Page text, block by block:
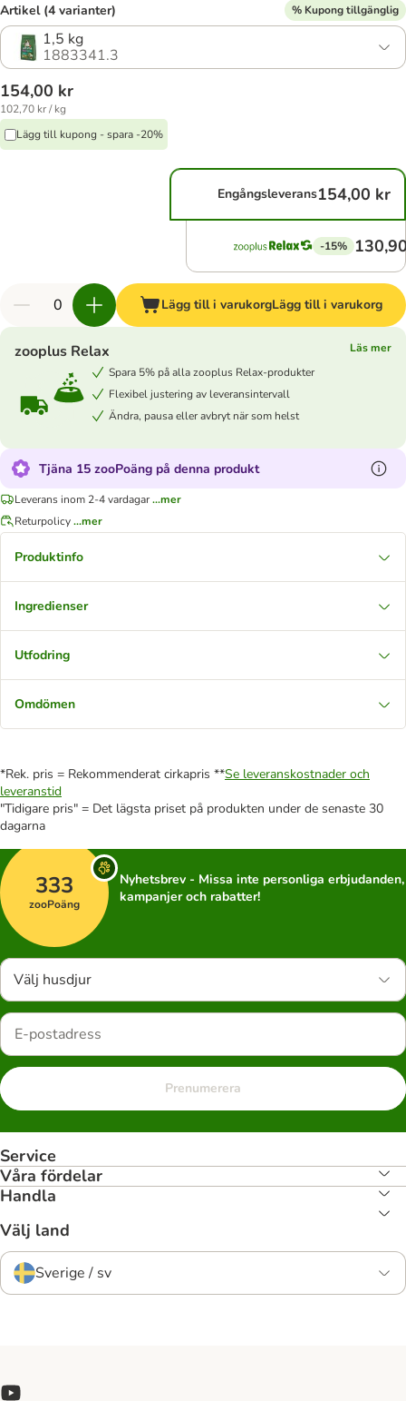
Artikel (4 varianter) % Kupong tillgänglig
1,5 kg
1883341.3
154,00 kr
102,70 kr / kg
Lägg till kupong - spara -20%
Engångsleverans154,00 kr
-15%
Lägg till i varukorgLägg till i varukorg
zooplus Relax
Läs mer
Spara 5% på alla zooplus Relax-produkter
Flexibel justering av leveransintervall
Ändra, pausa eller avbryt när som helst
Tjäna 15 zooPoäng på denna produkt
Leverans inom 2-4 vardagar...mer
Returpolicy...mer
Produktinfo
Ingredienser
Utfodring
Omdömen
*Rek. pris = Rekommenderat cirkapris **Se leveranskostnader och
leveranstid
"Tidigare pris" = Det lägsta priset på produkten under de senaste 30
dagarna
333
zooPoäng
Nyhetsbrev - Missa inte personliga erbjudanden,
kampanjer och rabatter!
Välj husdjur
Prenumerera
Service
Våra fördelar
Handla
Välj land
Sverige / sv